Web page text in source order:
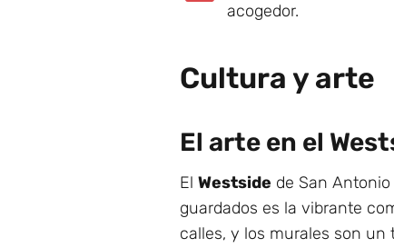
acogedor.
Cultura y arte
El arte en el
El Westside de San
guardados es la vibrante
calles, y los murales son